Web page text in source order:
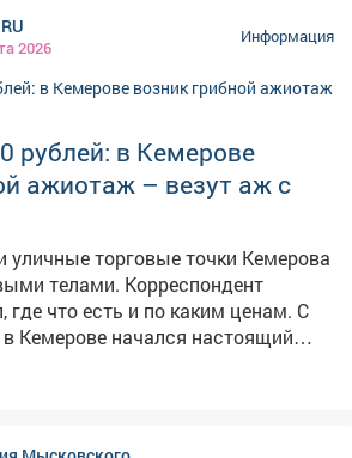
капитального ремонта
правового характера.
по личным вопросам можно
среды месяца по адресу пр.
приемная граждан.
по телефону: 2-75-04.
2026
Информация
рублей: в Кемерове
ажиотаж – везут аж с
уличные торговые точки Кемерова
телами. Корреспондент
что есть и по каким ценам. С
Кемерове начался настоящий
рынки так и распирает от
собранных вручную в лесу.
горожанам только и остаётся,